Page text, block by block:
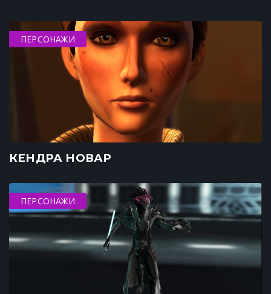
ПЕРСОНАЖИ
КЕНДРА НОВАР
ПЕРСОНАЖИ